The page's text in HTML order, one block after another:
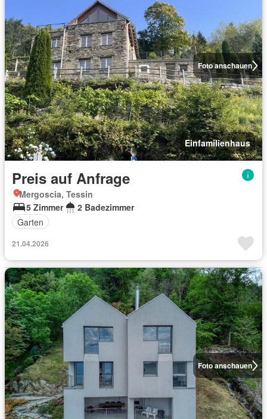
Foto anschauen
Einfamilienhaus
Preis auf Anfrage
Mergoscia, Tessin
5 Zimmer
2 Badezimmer
Garten
21.04.2026
Foto anschauen